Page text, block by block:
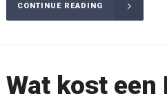
CONTINUE READING
Wat kost